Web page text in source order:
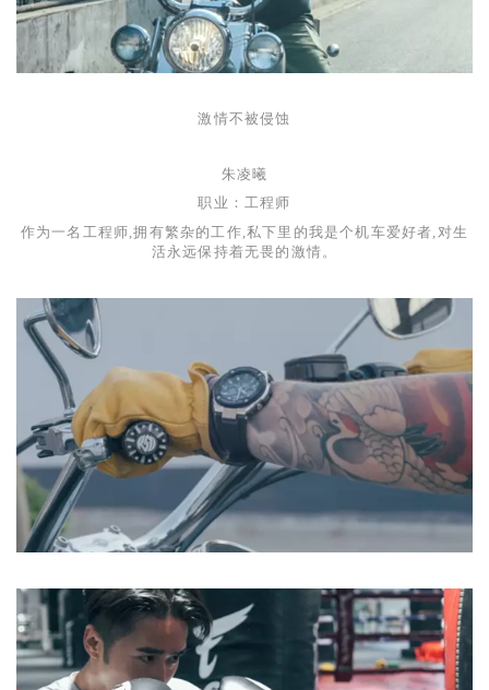
激情不被侵蚀
朱凌曦
职业：工程师
作为一名工程师,拥有繁杂的工作,私下里的我是个机车爱好者,对生
活永远保持着无畏的激情。